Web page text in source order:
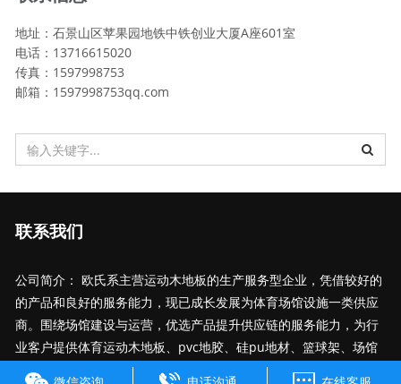
地址：石景山区苹果园地铁中铁创业大厦A座601室
电话：13716615020
传真：1597998753
邮箱：1597998753qq.com
联系我们
公司简介： 欧氏系主营运动木地板的生产服务型企业，凭借较好的
的产品和良好的服务能力，现已成长发展为体育场馆设施一类供应
商。围绕场馆建设与运营，优选产品提升供应链的服务能力，为行
业客户提供体育运动木地板、pvc地胶、硅pu地材、篮球架、场馆
座椅、照明系统、吸音板材等产品选型、仓储物流、安装施工、维